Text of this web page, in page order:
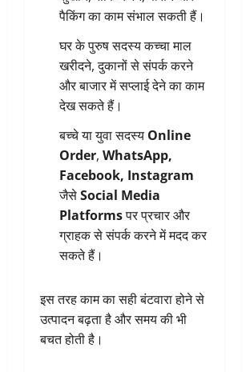
पैकिंग का काम संभाल सकती हैं।
घर के पुरुष सदस्य कच्चा माल
खरीदने, दुकानों से संपर्क करने
और बाजार में सप्लाई देने का काम
देख सकते हैं।
बच्चे या युवा सदस्य Online
Order, WhatsApp,
Facebook, Instagram
जैसेSocial Media
Platformsपर प्रचार और
ग्राहक से संपर्क करने में मदद कर
सकते हैं।
इस तरह काम का सही बंटवारा होने से
उत्पादन बढ़ता है और समय की भी
बचत होती है।